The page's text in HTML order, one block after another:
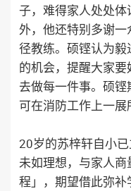
子，难得家人处处
外，他还特别多谢
径教练。硕铿认为
的机会，提醒大家
去做每一件事。硕铿
可在消防工作上一展
20岁的苏梓轩自小
未如理想，与家人
程」，期望借此弥